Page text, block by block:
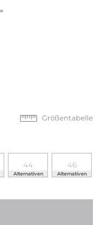
Größentabelle
44
Alternativen
46
Alternativen